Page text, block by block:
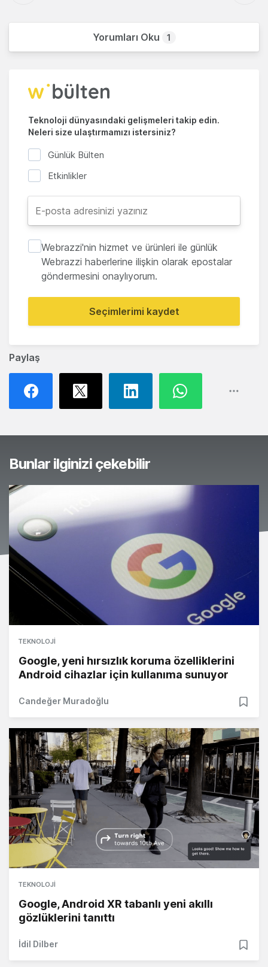
Paylaş
Yorumları Oku 1
Teknoloji dünyasındaki gelişmeleri takip edin.
Neleri size ulaştırmamızı istersiniz?
Günlük Bülten
Etkinlikler
Webrazzi'nin hizmet ve ürünleri ile günlük
Webrazzi haberlerine ilişkin olarak epostalar
göndermesini onaylıyorum.
Seçimlerimi kaydet
Bunlar ilginizi çekebilir
TEKNOLOJI
Google, yeni hırsızlık koruma özelliklerini
Android cihazlar için kullanıma sunuyor
Candeğer Muradoğlu
TEKNOLOJI
Google, Android XR tabanlı yeni akıllı
gözlüklerini tanıttı
İdil Dilber